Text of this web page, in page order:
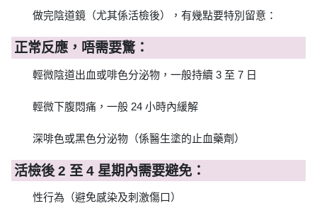
做完陰道鏡（尤其係活檢後），有幾點要特別留意：
正常反應，唔需要驚：
輕微陰道出血或啡色分泌物，一般持續 3 至 7 日
輕微下腹悶痛，一般 24 小時內緩解
深啡色或黑色分泌物（係醫生塗的止血藥劑）
活檢後 2 至 4 星期內需要避免：
性行為（避免感染及刺激傷口）